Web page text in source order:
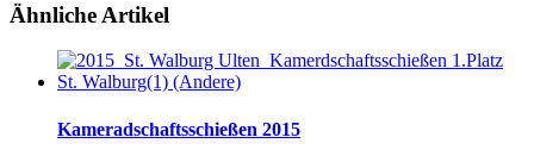
Ähnliche Artikel
Kameradschaftsschießen 2015